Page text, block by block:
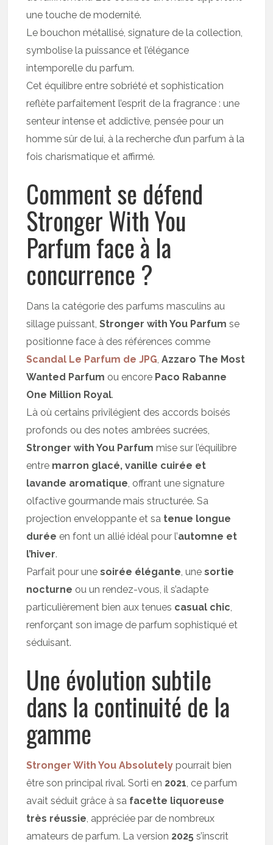
une touche de modernité.
Le bouchon métallisé, signature de la collection,
symbolise la puissance et l’élégance
intemporelle du parfum.
Cet équilibre entre sobriété et sophistication
reflète parfaitement l’esprit de la fragrance : une
senteur intense et addictive, pensée pour un
homme sûr de lui, à la recherche d’un parfum à la
fois charismatique et affirmé.
Comment se défend
Stronger With You
Parfum face à la
concurrence ?
Dans la catégorie des parfums masculins au
sillage puissant,Stronger with You Parfum se
positionne face à des références comme
Scandal Le Parfum de JPG,Azzaro The Most
Wanted Parfum ou encore Paco Rabanne
One Million Royal.
Là où certains privilégient des accords boisés
profonds ou des notes ambrées sucrées,
Stronger with You Parfum mise sur l’équilibre
entre marron glacé, vanille cuirée et
lavande aromatique, offrant une signature
olfactive gourmande mais structurée. Sa
projection enveloppante et sa tenue longue
durée en font un allié idéal pour l’automne et
l’hiver.
Parfait pour unesoirée élégante, unesortie
nocturne ou un rendez-vous, il s’adapte
particulièrement bien aux tenues casual chic,
renforçant son image de parfum sophistiqué et
séduisant.
Une évolution subtile
dans la continuité de la
gamme
Stronger With You Absolutely pourrait bien
être son principal rival. Sorti en 2021, ce parfum
avait séduit grâce à sa facette liquoreuse
très réussie, appréciée par de nombreux
amateurs de parfum. La version 2025 s’inscrit